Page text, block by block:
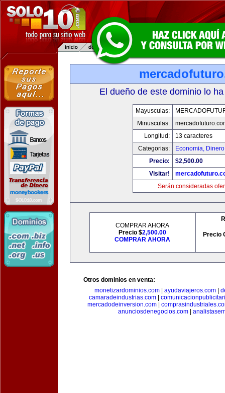
El dueño de este dominio lo
Mayusculas:
Minusculas:
Longitud:
13 caracteres
Categorias:
Economia,
Precio:
$2,500.00
Visitar!
Serán consideradas
COMPRAR AHORA
Precio $2,500.00
COMPRAR AHORA
Precio
Otros dominios en venta:
monetizardominios.com
ayudaviajeros.com
camaradeindustrias.com|
mercadodeinversion.com
anunciosdenegocios.com